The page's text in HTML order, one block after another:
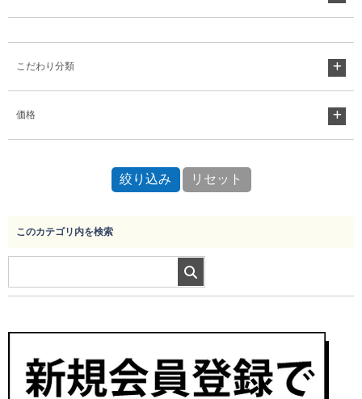
こだわり分類
価格
このカテゴリ内を検索